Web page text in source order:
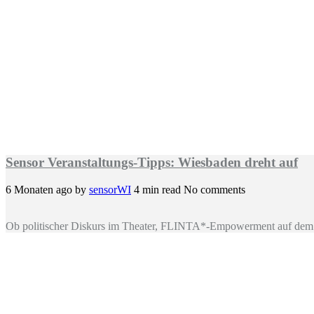
Sensor Veranstaltungs-Tipps: Wiesbaden dreht auf
6 Monaten ago by sensorWI 4 min read No comments
Ob politischer Diskurs im Theater, FLINTA*-Empowerment auf